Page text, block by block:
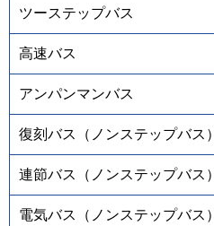
ツーステップバス
高速バス
アンパンマンバス
復刻バス（ノンステップバス）
連節バス（ノンステップバス）
電気バス（ノンステップバス）